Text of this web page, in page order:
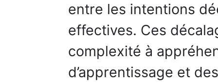
entre les intentions
effectives. Ces
complexité à
d’apprentissage et